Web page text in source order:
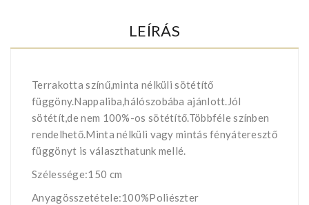
LEÍRÁS
Terrakotta színű,minta nélküli sötétítő
függöny.Nappaliba,hálószobába ajánlott.Jól
sötétít,de nem 100%-os sötétítő.Többféle színben
rendelhető.Minta nélküli vagy mintás fényáteresztő
függönyt is választhatunk mellé.
Szélessége:150 cm
Anyagösszetétele:100%Poliészter